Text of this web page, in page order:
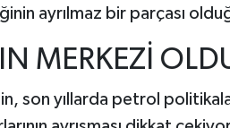
ayrılmaz bir parçası
MERKEZİ
son yıllarda petrol